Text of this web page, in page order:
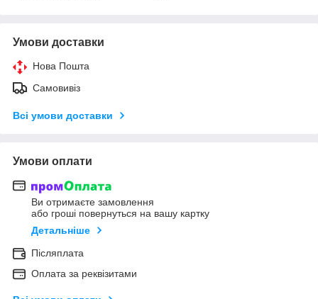
Умови доставки
Нова Пошта
Самовивіз
Всі умови доставки
Умови оплати
Ви отримаєте замовлення
або гроші повернуться на вашу картку
Детальніше
Післяплата
Оплата за реквізитами